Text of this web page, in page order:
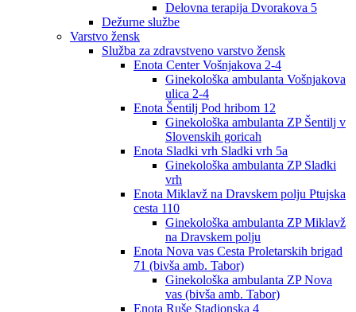
Delovna terapija Dvorakova 5
Dežurne službe
Varstvo žensk
Služba za zdravstveno varstvo žensk
Enota Center Vošnjakova 2-4
Ginekološka ambulanta Vošnjakova
ulica 2-4
Enota Šentilj Pod hribom 12
Ginekološka ambulanta ZP Šentilj v
Slovenskih goricah
Enota Sladki vrh Sladki vrh 5a
Ginekološka ambulanta ZP Sladki
vrh
Enota Miklavž na Dravskem polju Ptujska
cesta 110
Ginekološka ambulanta ZP Miklavž
na Dravskem polju
Enota Nova vas Cesta Proletarskih brigad
71 (bivša amb. Tabor)
Ginekološka ambulanta ZP Nova
vas (bivša amb. Tabor)
Enota Ruše Stadionska 4